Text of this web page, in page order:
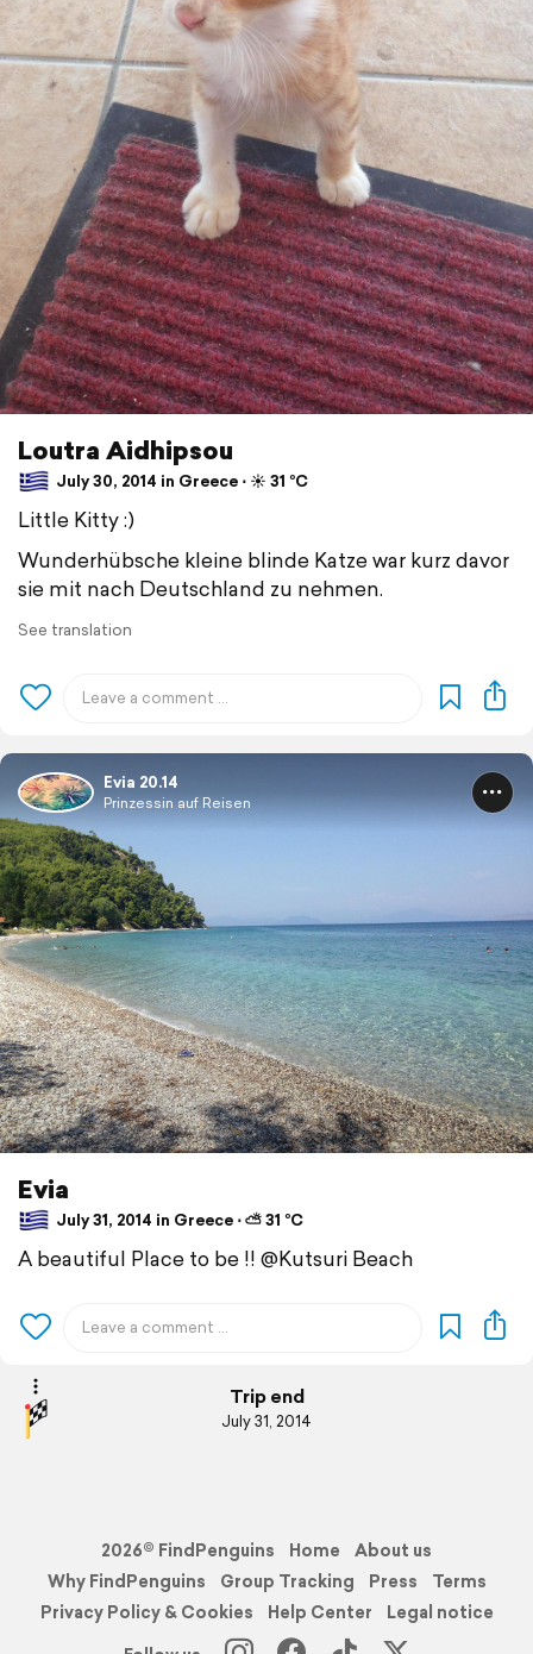
Loutra Aidhipsou
July 30, 2014 in Greece ⋅ ☀️ 31 °C
Little Kitty :)
Wunderhübsche kleine blinde Katze war kurz davor
sie mit nach Deutschland zu nehmen.
See translation
Evia 20.14
Prinzessin auf Reisen
Evia
July 31, 2014 in Greece ⋅ ⛅ 31 °C
A beautiful Place to be !! @Kutsuri Beach
Trip end
July 31, 2014
2026© FindPenguins Home
About us
Why FindPenguins
Group Tracking Press
Terms
Privacy Policy & Cookies
Help Center
Legal notice